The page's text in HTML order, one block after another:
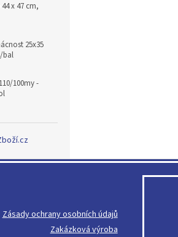
x 47 cm,
25x35
bal
100my -
Zásady ochrany osobních údajů
Zakázková výroba